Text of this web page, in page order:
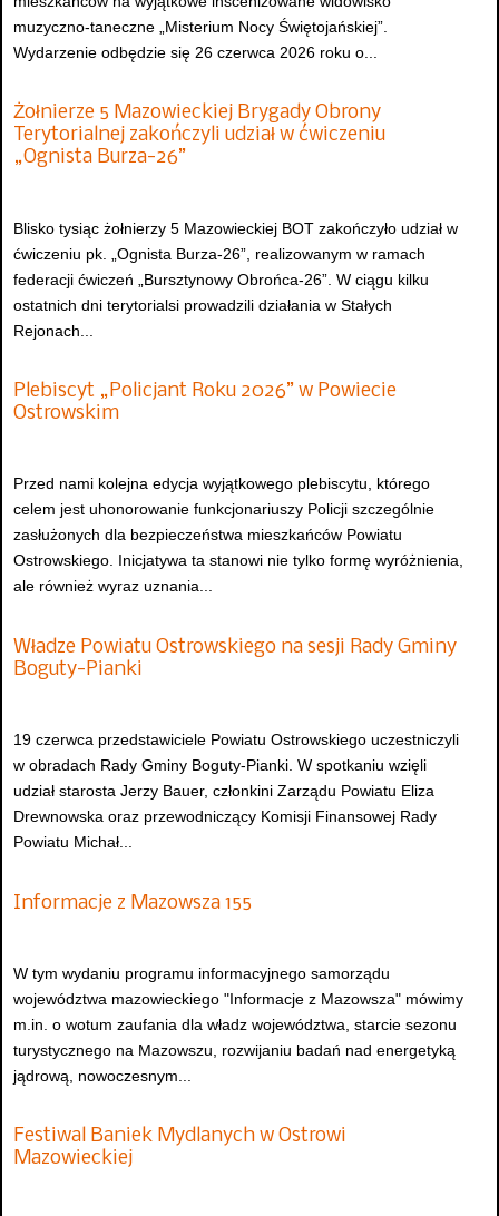
muzyczno-taneczne „Misterium Nocy Świętojańskiej”.
Wydarzenie odbędzie się 26 czerwca 2026 roku o...
Żołnierze 5 Mazowieckiej Brygady Obrony
Terytorialnej zakończyli udział w ćwiczeniu
„Ognista Burza-26”
Blisko tysiąc żołnierzy 5 Mazowieckiej BOT zakończyło udział w
ćwiczeniu pk. „Ognista Burza-26”, realizowanym w ramach
federacji ćwiczeń „Bursztynowy Obrońca-26”. W ciągu kilku
ostatnich dni terytorialsi prowadzili działania w Stałych
Rejonach...
Plebiscyt „Policjant Roku 2026” w Powiecie
Ostrowskim
Przed nami kolejna edycja wyjątkowego plebiscytu, którego
celem jest uhonorowanie funkcjonariuszy Policji szczególnie
zasłużonych dla bezpieczeństwa mieszkańców Powiatu
Ostrowskiego. Inicjatywa ta stanowi nie tylko formę wyróżnienia,
ale również wyraz uznania...
Władze Powiatu Ostrowskiego na sesji Rady Gminy
Boguty-Pianki
19 czerwca przedstawiciele Powiatu Ostrowskiego uczestniczyli
w obradach Rady Gminy Boguty-Pianki. W spotkaniu wzięli
udział starosta Jerzy Bauer, członkini Zarządu Powiatu Eliza
Drewnowska oraz przewodniczący Komisji Finansowej Rady
Powiatu Michał...
Informacje z Mazowsza 155
W tym wydaniu programu informacyjnego samorządu
województwa mazowieckiego "Informacje z Mazowsza" mówimy
m.in. o wotum zaufania dla władz województwa, starcie sezonu
turystycznego na Mazowszu, rozwijaniu badań nad energetyką
jądrową, nowoczesnym...
Festiwal Baniek Mydlanych w Ostrowi
Mazowieckiej